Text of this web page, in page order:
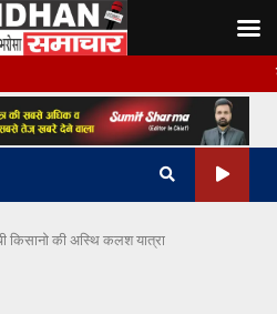
बंधन
किसानो की अस्थि कलश यात्रा